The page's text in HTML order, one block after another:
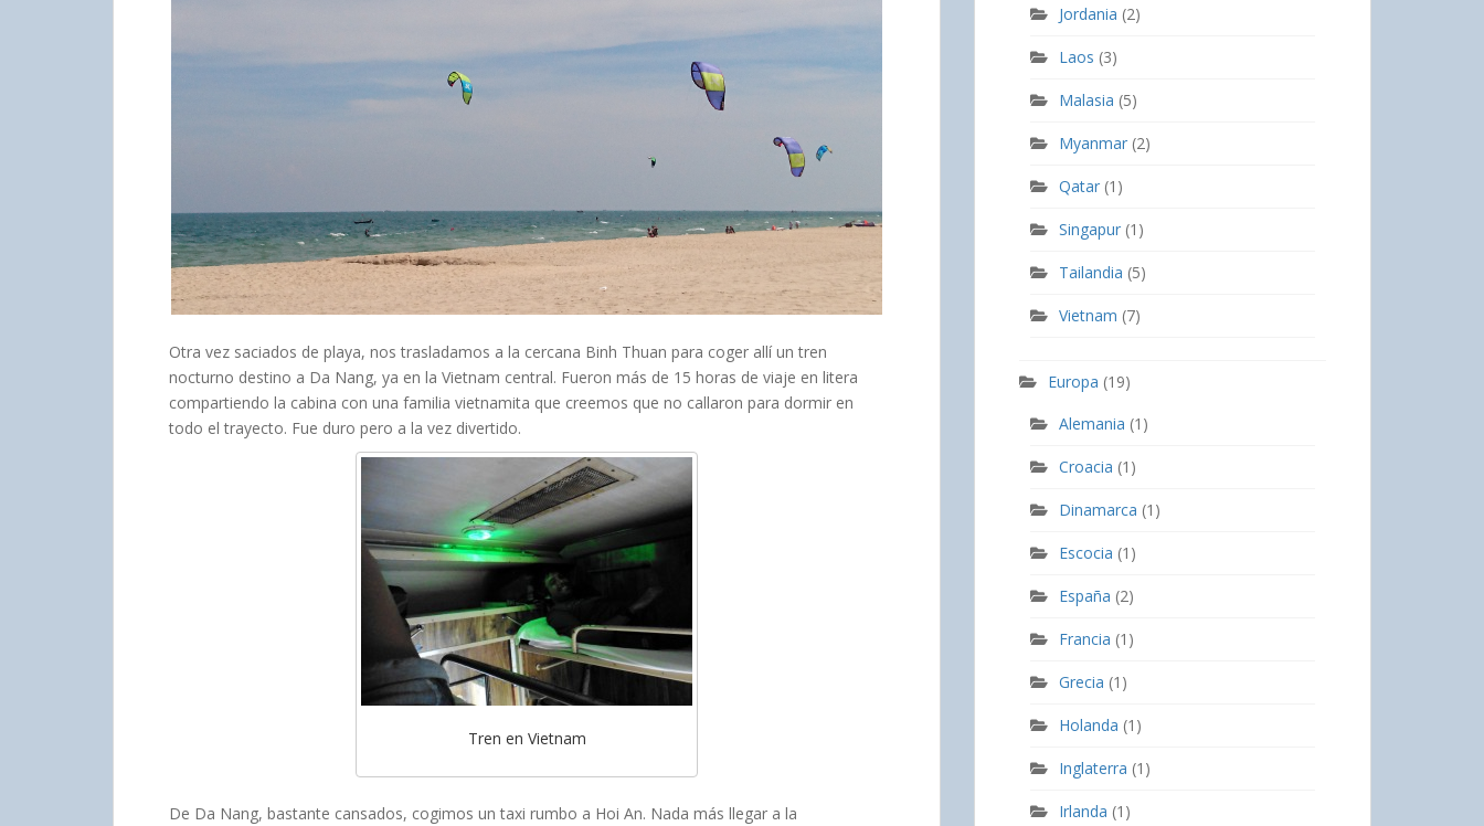
Otra vez saciados de playa, nos trasladamos a la cercana Binh Thuan para coger allí un tren
nocturno destino a Da Nang, ya en la Vietnam central. Fueron más de 15 horas de viaje en litera
compartiendo la cabina con una familia vietnamita que creemos que no callaron para dormir en
todo el trayecto. Fue duro pero a la vez divertido.
Tren en Vietnam
De Da Nang, bastante cansados, cogimos un taxi rumbo a Hoi An. Nada más llegar a la
Jordania (2)
Laos (3)
Malasia (5)
Myanmar (2)
Qatar (1)
Singapur (1)
Tailandia (5)
Vietnam (7)
Europa (19)
Alemania (1)
Croacia (1)
Dinamarca (1)
Escocia (1)
España (2)
Francia (1)
Grecia (1)
Holanda (1)
Inglaterra (1)
Irlanda (1)